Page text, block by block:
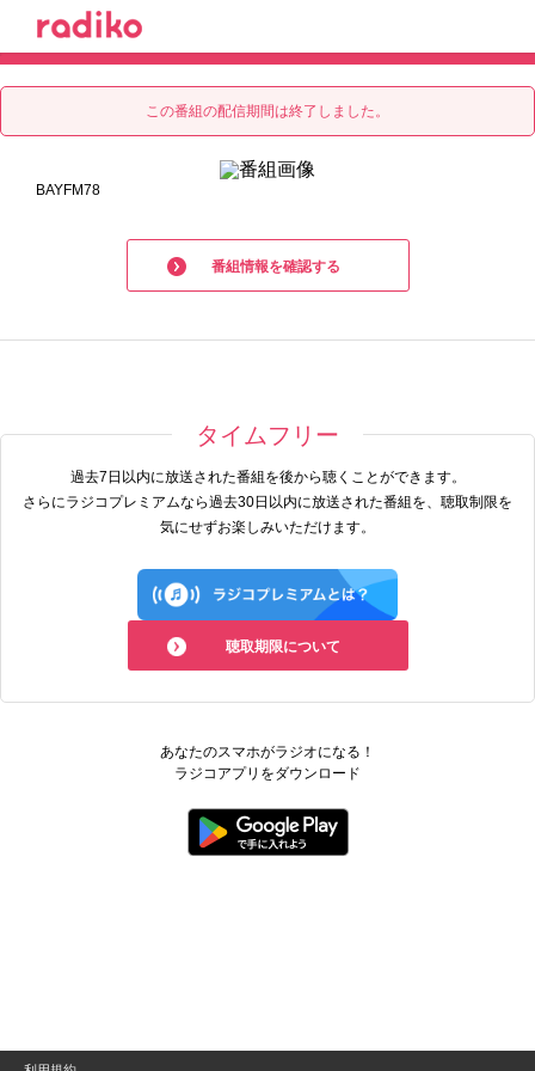
この番組の配信期間は終了しました。
BAYFM78
番組情報を確認する
タイムフリー
過去7日以内に放送された番組を後から聴くことができます。
さらにラジコプレミアムなら過去30日以内に放送された番組を、聴取制限を
気にせずお楽しみいただけます。
聴取期限について
あなたのスマホがラジオになる！
ラジコアプリをダウンロード